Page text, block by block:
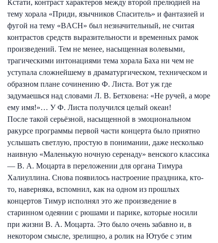
Кстати, контраст характеров между второй прелюдией на
тему хорала «Приди, язычников Спаситель» и фантазией и
фугой на тему «BACH» был незначительный, не считая
контрастов средств выразительности и временных рамок
произведений. Тем не менее, насыщенная волевыми,
трагическими интонациями тема хорала Баха ни чем не
уступала сложнейшему в драматургическом, техническом и
образном плане сочинению Ф. Листа. Вот уж где
задумаешься над словами Л. В. Бетховена: «Не ручей, а море
ему имя!»… У Ф. Листа получился целый океан!
После такой серьёзной, насыщенной в эмоциональном
ракурсе программы первой части концерта было приятно
услышать светлую, простую в понимании, даже несколько
наивную «Маленькую ночную серенаду» венского классика
— В. А. Моцарта в переложении для органа Тимура
Халиуллина. Снова появилось настроение праздника, кто-
то, наверняка, вспомнил, как на одном из прошлых
концертов Тимур исполнял это же произведение в
старинном одеянии с рюшами и парике, которые носили
при жизни В. А. Моцарта. Это было очень забавно и, в
некотором смысле, зрелищно, а ролик на Ютубе с этим